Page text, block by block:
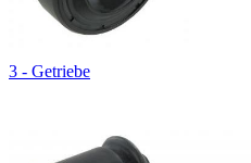
3 - Getriebe